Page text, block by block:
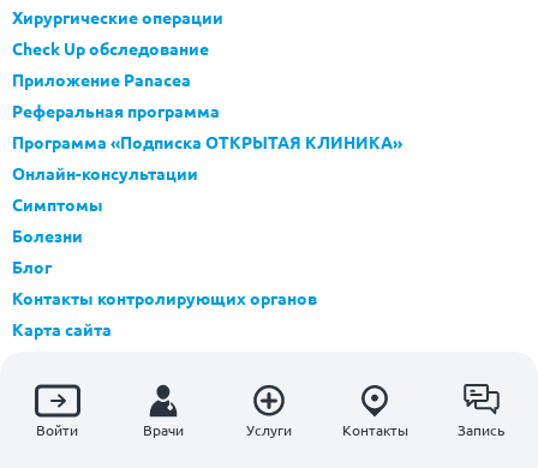
Хирургические операции
Check Up обследование
Приложение Panacea
Реферальная программа
Программа «Подписка ОТКРЫТАЯ КЛИНИКА»
Онлайн-консультации
Симптомы
Болезни
Блог
Контакты контролирующих органов
Карта сайта
Войти Врачи Услуги Контакты Запись